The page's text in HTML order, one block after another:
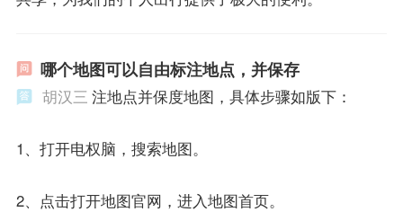
哪个地图可以自由标注地点，并保存
胡汉三 注地点并保度地图，具体步骤如版下：
1、打开电权脑，搜索地图。
2、点击打开地图官网，进入地图首页。